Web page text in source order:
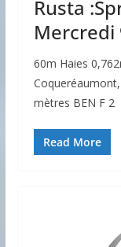
Rusta
Mercredi
60m Haies
mètres BEN F 2
Read More